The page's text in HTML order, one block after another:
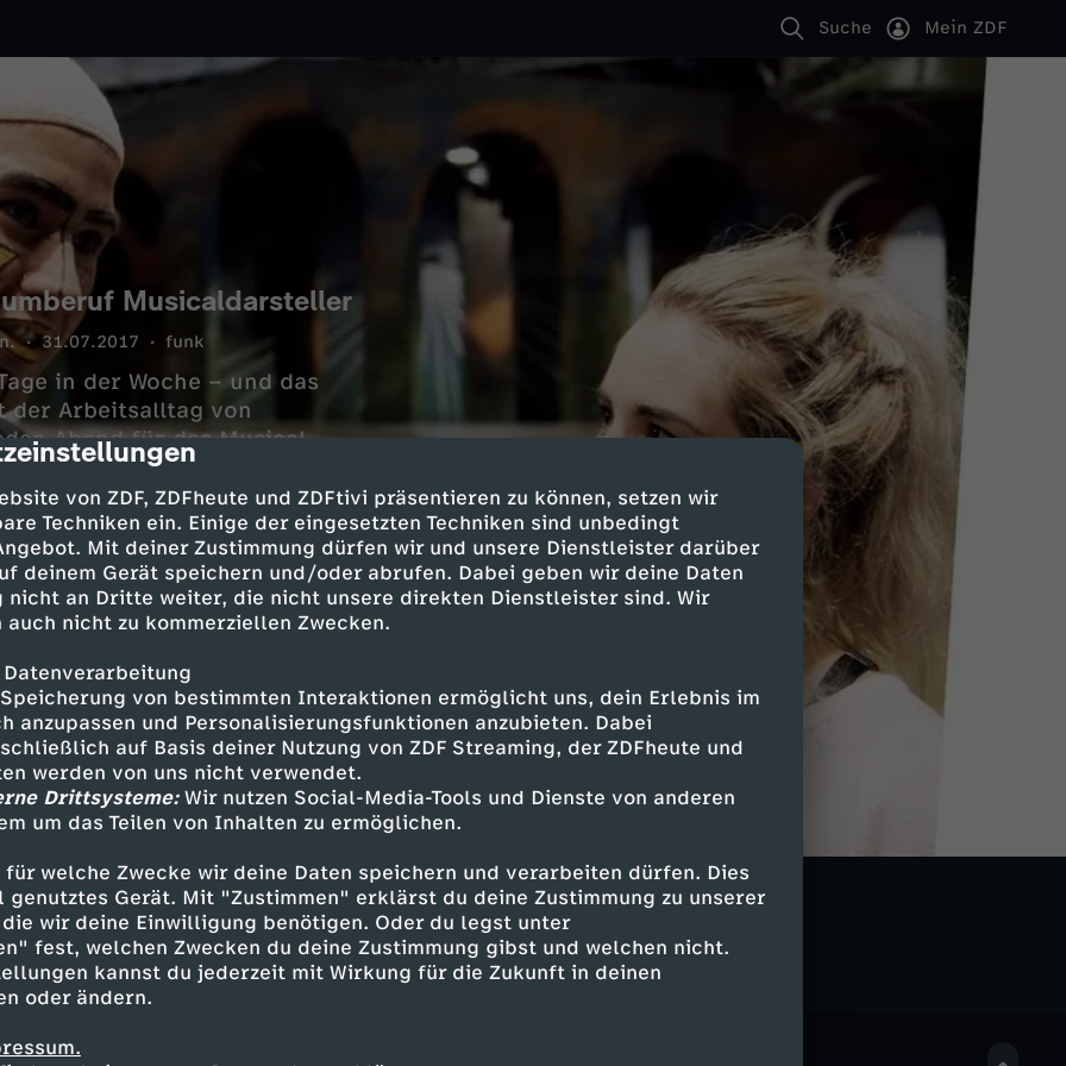
von ZDF, ZDFheute und ZDFtivi präsentieren zu können, setzen wir
Techniken ein. Einige der eingesetzten Techniken sind unbedingt
Mit deiner Zustimmung dürfen wir und unsere Dienstleister darüber
deinem Gerät speichern und/oder abrufen. Dabei geben wir deine Daten
nicht an Dritte weiter, die nicht unsere direkten Dienstleister sind. Wir
nicht zu kommerziellen Zwecken.
von bestimmten Interaktionen ermöglicht uns, dein Erlebnis im
anzupassen und Personalisierungsfunktionen anzubieten. Dabei
auf Basis deiner Nutzung von ZDF Streaming, der ZDFheute und
werden von uns nicht verwendet.
Drittsysteme:Wir nutzen Social-Media-Tools und Dienste von anderen
um das Teilen von Inhalten zu ermöglichen.
für welche Zwecke wir deine Daten speichern und verarbeiten dürfen. Dies
Gerät. Mit "Zustimmen" erklärst du deine Zustimmung zu unserer
wir deine Einwilligung benötigen. Oder du legst unter
fest, welchen Zwecken du deine Zustimmung gibst und welchen nicht.
kannst du jederzeit mit Wirkung für die Zukunft in deinen
oder ändern.
Suche Mein ZDF
Musicaldarsteller
31.07.2017 funk
in der Woche – und das
der Arbeitsalltag von
Abend für das Musical
hat ihn bei den
über die Garderobe bis
hinter die Kulissen des
und nimmt dabei den
Lupe: Wie wird man
langweilig, jeden Abend die
sich Jodie übrigens auch
ein paar Runden auf der
entdecken
Reportage lebensnah Untertitel follow me.reports